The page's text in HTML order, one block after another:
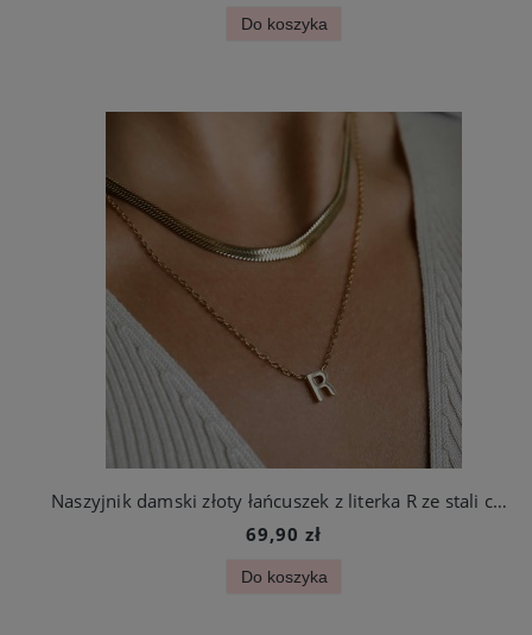
Do koszyka
Naszyjnik damski złoty łańcuszek z literka R ze stali chirurgicznej
69,90 zł
Do koszyka